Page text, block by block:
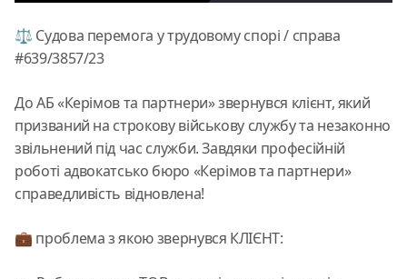
⚖️ Судова перемога у трудовому спорі / справа
#639/3857/23
До АБ «Керімов та партнери» звернувся клієнт, який
призваний на строкову військову службу та незаконно
звільнений під час служби. Завдяки професійній
роботі адвокатсько бюро «Керімов та партнери»
справедливість відновлена!
💼 проблема з якою звернувся КЛІЄНТ: